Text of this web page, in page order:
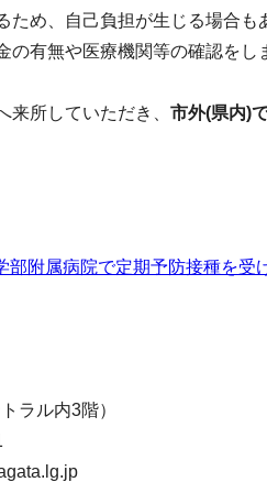
め、自己負担が生じる場合も
有無や医療機関等の確認を
所していただき、 市外(県内)
附属病院で定期予防接種を受
ラル内3階）